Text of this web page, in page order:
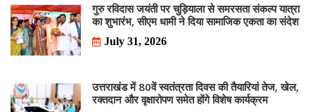
गुरु रविदास जयंती पर चुड़ियाला से समरसता संकल्प यात्रा
का शुभारंभ, सीएम धामी ने दिया सामाजिक एकता का संदेश
July 31, 2026
उत्तराखंड में 80वें स्वतंत्रता दिवस की तैयारियां तेज, खेल,
रक्तदान और वृक्षारोपण समेत होंगे विशेष कार्यक्रम